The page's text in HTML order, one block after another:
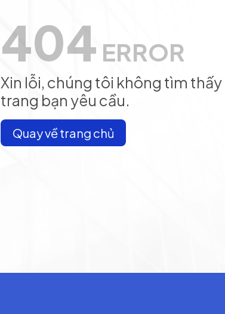
404 ERROR
Xin lỗi, chúng tôi không tìm thấy
trang bạn yêu cầu.
Quay về trang chủ